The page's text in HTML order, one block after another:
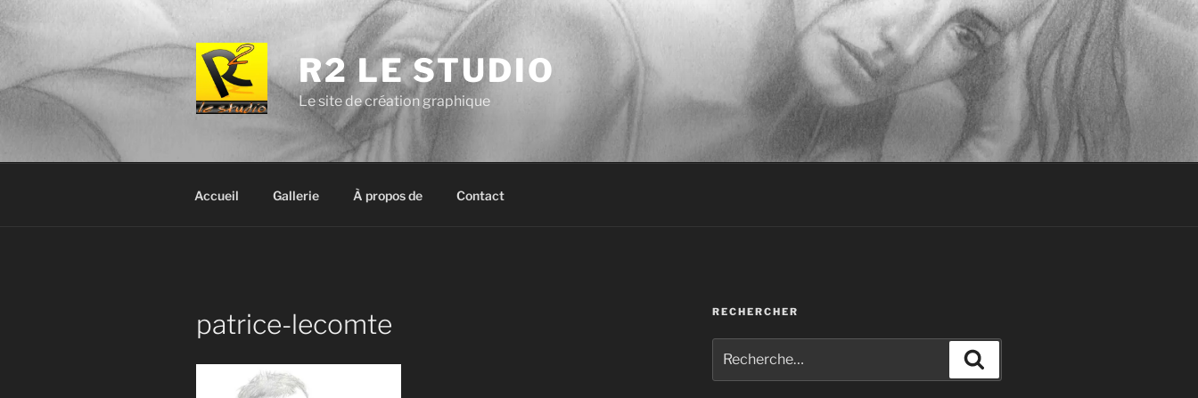
Aller
au
principal
R2 LE STUDIO
Le site de création graphique
Accueil Gallerie À propos de Contact
patrice-lecomte RECHERCHER
pour
: